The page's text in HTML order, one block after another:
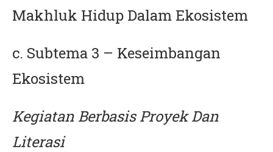
Makhluk Hidup Dalam Ekosistem
c. Subtema 3 – Keseimbangan
Ekosistem
Kegiatan Berbasis Proyek Dan
Literasi